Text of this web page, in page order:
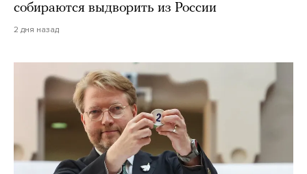
собираются выдворить из России
2 дня назад